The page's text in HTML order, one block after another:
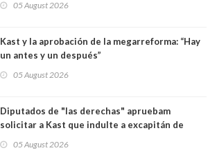
05 August 2026
Kast y la aprobación de la megarreforma: “Hay
un antes y un después”
05 August 2026
Diputados de "las derechas" apruebam
solicitar a Kast que indulte a excapitán de
senadora Fabiola Campillai
05 August 2026